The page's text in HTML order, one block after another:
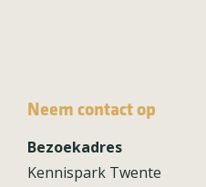
Neem contact op
Bezoekadres
Kennispark Twente